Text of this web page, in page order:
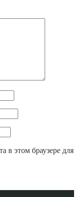
в этом браузере для